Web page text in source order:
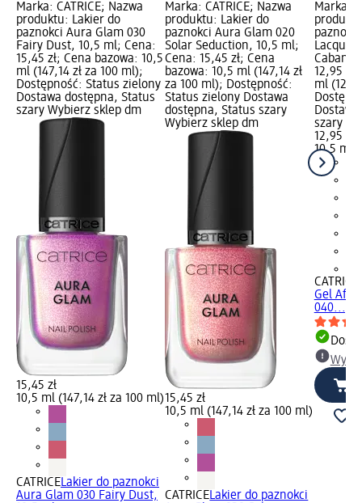
Marka: CATRICE; Nazwa
produktu: Lakier do
paznokci Aura Glam 030
Fairy Dust, 10,5 ml; Cena:
15,45 zł; Cena bazowa: 10,5
ml (147,14 zł za 100 ml);
Dostępność: Status zielony
Dostawa dostępna, Status
szary Wybierz sklep dm
15,45 zł
10,5 ml (147,14 zł za 100 ml)
CATRICELakier do paznokci
Aura Glam 030 Fairy Dust,
Marka: CATRICE; Nazwa
produktu: Lakier do
paznokci Aura Glam 020
Solar Seduction, 10,5 ml;
Cena: 15,45 zł; Cena
bazowa: 10,5 ml (147,14 zł
za 100 ml); Dostępność:
Status zielony Dostawa
dostępna, Status szary
Wybierz sklep dm
15,45 zł
10,5 ml (147,14 zł za 100 ml)
CATRICELakier do paznokci
Marka:
Lacquer
Cabana,
12,95
ml
szary
12,95 zł
10,5 ml
CATRICE
Gel
040...,